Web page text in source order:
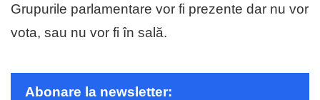
Grupurile parlamentare vor fi prezente dar nu vor
vota, sau nu vor fi în sală.
Abonare la newsletter: